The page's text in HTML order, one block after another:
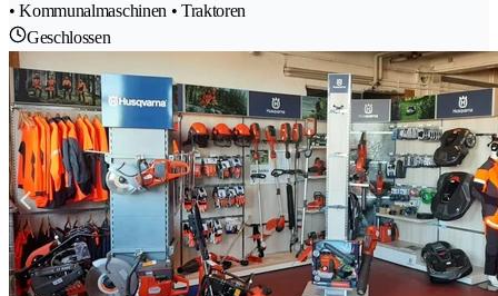
• Kommunalmaschinen • Traktoren
Geschlossen